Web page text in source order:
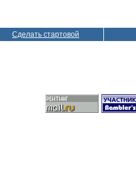
Сделать стартовой